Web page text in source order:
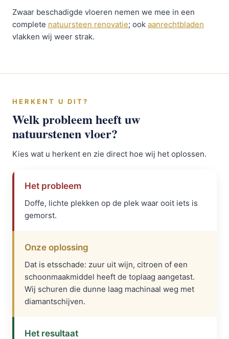
Zwaar beschadigde vloeren nemen we mee in een
complete natuursteen renovatie; ook aanrechtbladen
vlakken wij weer strak.
HERKENT U DIT?
Welk probleem heeft uw
natuurstenen vloer?
Kies wat u herkent en zie direct hoe wij het oplossen.
Het probleem
Doffe, lichte plekken op de plek waar ooit iets is
gemorst.
Onze oplossing
Dat is etsschade: zuur uit wijn, citroen of een
schoonmaakmiddel heeft de toplaag aangetast.
Wij schuren die dunne laag machinaal weg met
diamantschijven.
Het resultaat